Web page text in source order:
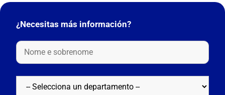
¿Necesitas más información?